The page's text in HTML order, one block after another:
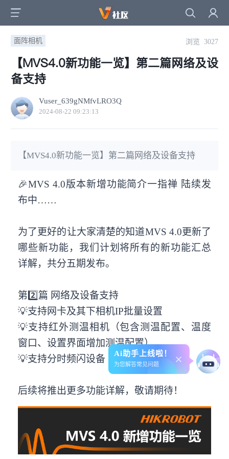
Ai助手上线啦！
为您解答常见问题
面阵相机 浏览 3027
【MVS4.0新功能一览】第二篇网络及设
备支持
Vuser_639gNMfvLRO3Q
2024-08-22 09:23:13
【MVS4.0新功能一览】第二篇网络及设备支持
🎉MVS 4.0版本新增功能简介一指禅 陆续发
布中……
为了更好的让大家清楚的知道MVS 4.0更新了
哪些新功能，我们计划将所有的新功能汇总
详解，共分五期发布。
第2️⃣篇 网络及设备支持
💡支持网卡及其下相机IP批量设置
💡支持红外测温相机（包含测温配置、温度
窗口、设置界面增加测温配置）
💡支持分时频闪设备
后续将推出更多功能详解，敬请期待！